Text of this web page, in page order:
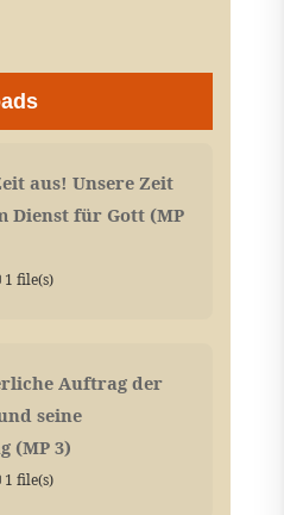
aus! Unsere Zeit
Dienst für Gott (MP
1 file(s)
Auftrag der
seine
(MP 3)
1 file(s)